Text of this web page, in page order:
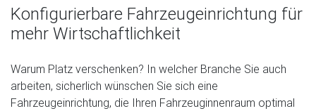
Konfigurierbare Fahrzeugeinrichtung für
mehr Wirtschaftlichkeit
Warum Platz verschenken? In welcher Branche Sie auch
arbeiten, sicherlich wünschen Sie sich eine
Fahrzeugeinrichtung, die Ihren Fahrzeuginnenraum optimal